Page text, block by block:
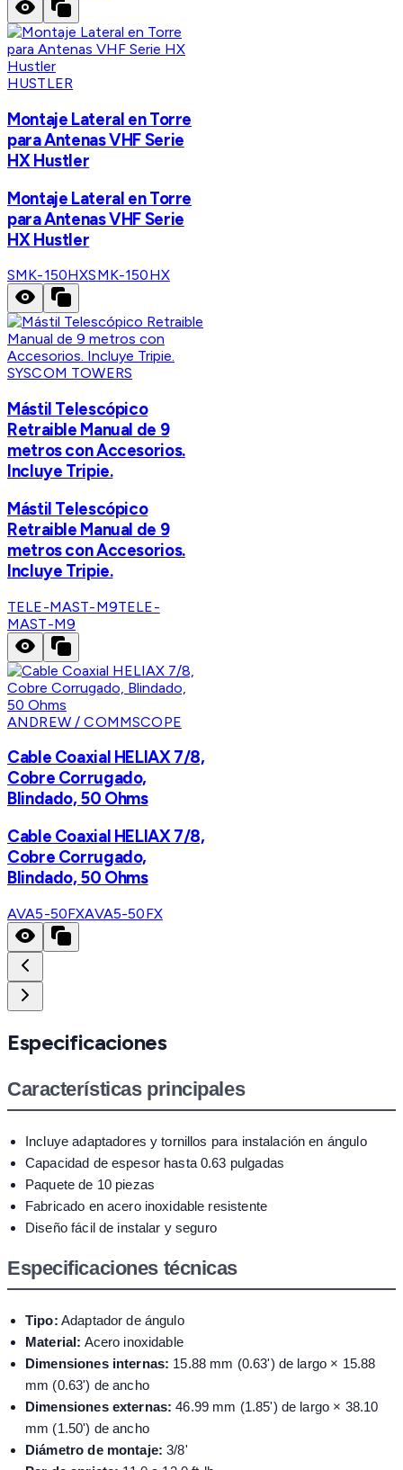
HUSTLER
Montaje Lateral en Torre
para Antenas VHF Serie
HX Hustler
Montaje Lateral en Torre
para Antenas VHF Serie
HX Hustler
SMK-150HXSMK-150HX
SYSCOM TOWERS
Mástil Telescópico
Retraible Manual de 9
metros con Accesorios.
Incluye Tripie.
Mástil Telescópico
Retraible Manual de 9
metros con Accesorios.
Incluye Tripie.
TELE-MAST-M9TELE-
MAST-M9
ANDREW / COMMSCOPE
Cable Coaxial HELIAX 7/8,
Cobre Corrugado,
Blindado, 50 Ohms
Cable Coaxial HELIAX 7/8,
Cobre Corrugado,
Blindado, 50 Ohms
AVA5-50FXAVA5-50FX
Especificaciones
Características principales
Incluye adaptadores y tornillos para instalación en ángulo
Capacidad de espesor hasta 0.63 pulgadas
Paquete de 10 piezas
Fabricado en acero inoxidable resistente
Diseño fácil de instalar y seguro
Especificaciones técnicas
Tipo: Adaptador de ángulo
Material: Acero inoxidable
Dimensiones internas: 15.88 mm (0.63') de largo × 15.88
mm (0.63') de ancho
Dimensiones externas: 46.99 mm (1.85') de largo × 38.10
mm (1.50') de ancho
Diámetro de montaje: 3/8'